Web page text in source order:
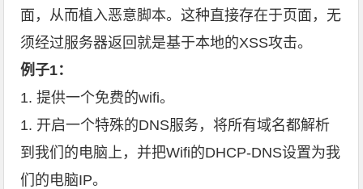
面，从而植入恶意脚本。这种直接存在于页面，无
须经过服务器返回就是基于本地的XSS攻击。
例子1：
1. 提供一个免费的wifi。
1. 开启一个特殊的DNS服务，将所有域名都解析
到我们的电脑上，并把Wifi的DHCP-DNS设置为我
们的电脑IP。